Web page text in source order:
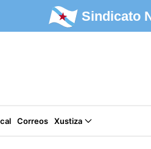
Sindicato
Correos Xustiza